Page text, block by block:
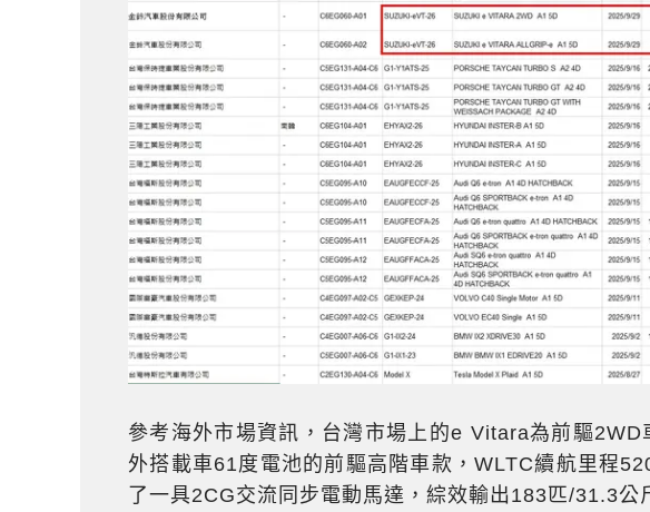
參考海外市場資訊，台灣市場上的e Vitara為前驅
外搭載車61度電池的前驅高階車款，WLTC續航里程
了一具2CG交流同步電動馬達，綜效輸出183匹/31.3公